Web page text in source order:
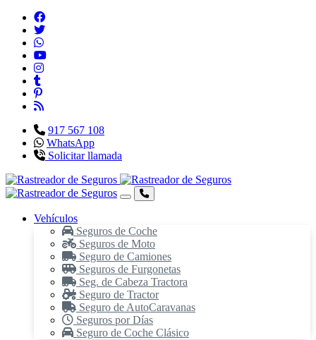
917 567 108
WhatsApp
Solicitar llamada
Vehículos
Seguros de Coche
Seguros de Moto
Seguro de Camiones
Seguros de Furgonetas
Seg. de Cabeza Tractora
Seguro de Tractor
Seguro de AutoCaravanas
Seguros por Días
Seguro de Coche Clásico